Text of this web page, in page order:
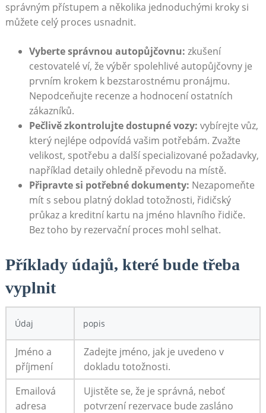
správným přístupem a několika jednoduchými kroky si
můžete celý proces usnadnit.
Vyberte správnou autopůjčovnu: zkušení
cestovatelé ví, že výběr spolehlivé autopůjčovny je
prvním krokem k bezstarostnému pronájmu.
Nepodceňujte recenze a hodnocení ostatních
zákazníků.
Pečlivě zkontrolujte dostupné vozy: vybírejte vůz,
který nejlépe odpovídá vašim potřebám. Zvažte
velikost, spotřebu a další specializované požadavky,
například detaily ohledně převodu na místě.
Připravte si potřebné dokumenty: Nezapomeňte
mít s sebou platný doklad totožnosti, řidičský
průkaz a kreditní kartu na jméno hlavního řidiče.
Bez toho by rezervační proces mohl selhat.
Příklady údajů, které bude třeba
vyplnit
Údaj popis
Jméno a
příjmení
Zadejte jméno, jak je uvedeno v
dokladu totožnosti.
Emailová
adresa
Ujistěte se, že je správná, neboť
potvrzení rezervace bude zasláno